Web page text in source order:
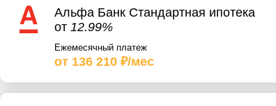
Альфа Банк Стандартная ипотека
от 12.99%
Ежемесячный платеж
от 136 210 ₽/мес